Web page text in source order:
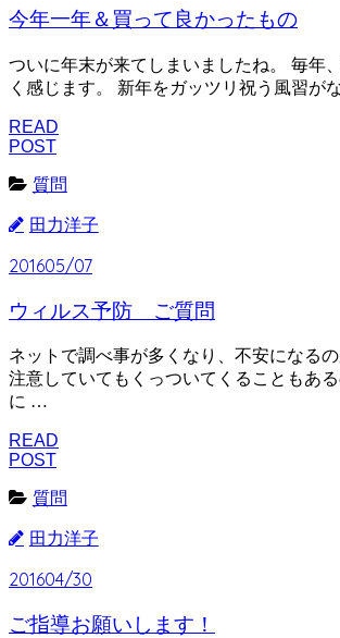
今年一年＆買って良かったもの
ついに年末が来てしまいましたね。 毎年
く感じます。 新年をガッツリ祝う風習が
READ
POST
質問
田力洋子
201605/07
ウィルス予防 ご質問
ネットで調べ事が多くなり、不安になるの
注意していてもくっついてくることもあ
に …
READ
POST
質問
田力洋子
201604/30
ご指導お願いします！